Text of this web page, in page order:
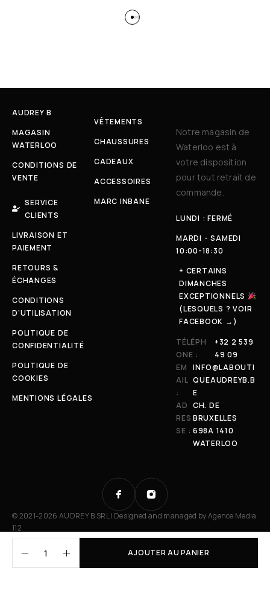
AJOUTER AU PANIER
AUDREY B
MAGASIN
WATERLOO
CONDITIONS DE
VENTE
SERVICE
CLIENTS
LIVRAISON ET
PAIEMENT
RETOURS &
ÉCHANGES
CONDITIONS
D'UTILISATION
POLITIQUE DE
CONFIDENTIALITÉ
POLITIQUE DE
COOKIES
MENTIONS LÉGALES
VÊTEMENTS
CHAUSSURES
CADEAUX
ACCESSOIRES
MARC INBANE
Notre magasin de
Waterloo est à
votre disposition
pour tout retrait de
commande.
LUNDI : FERMÉ
MARDI - SAMEDI
10:00-18:30
+ CERTAINS
DIMANCHES
EXCEPTIONNELS
(LESQUELS ? VOIR
FACEBOOK →)
TÉLÉPH
ONE :
+32 2 539
49 09
EM
AIL
:
INFO@LABOUTI
QUEAUDREYB.B
E
AD
RES
SE :
CH. DE
BRUXELLES
698A 1410
WATERLOO
© 2021-2026 AUDREY B SRL | Designed and managed byAgence Media
112